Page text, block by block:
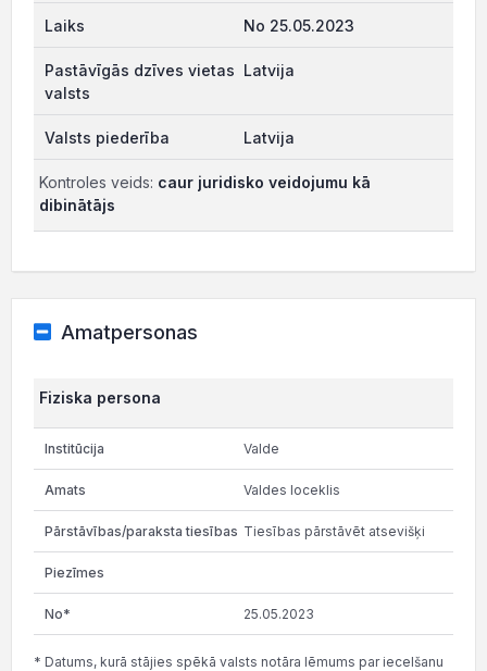
No 25.05.2023
Latvija
Latvija
Kontroles veids: caur juridisko veidojumu kā
dibinātājs
Amatpersonas
Fiziska persona
Valde
Valdes loceklis
Tiesības pārstāvēt atsevišķi
25.05.2023
* Datums, kurā stājies spēkā valsts notāra lēmums par iecelšanu